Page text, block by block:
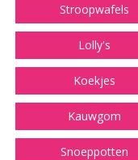
Stroopwafels
Lolly's
Koekjes
Kauwgom
Snoeppotten